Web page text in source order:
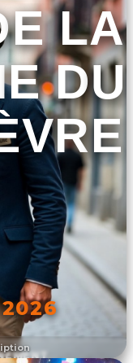
LA
DU